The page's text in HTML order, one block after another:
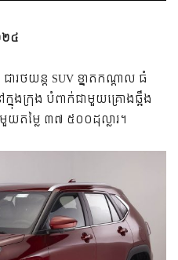
២៤
ជារថយន្ត SUV ខ្នាតកណ្តាល ធំ
នុងក្រុង បំពាក់ជាមួយគ្រោងឆ្អឹង
យតម្លៃ ៣៧ ៥០០ដុល្លារ។